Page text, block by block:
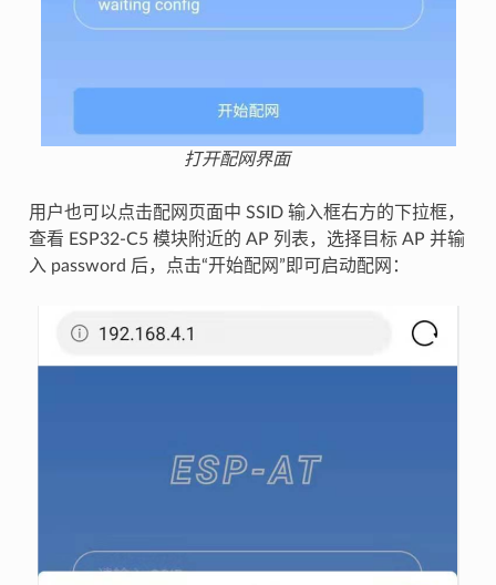
打开配网界面
用户也可以点击配网页面中 SSID 输入框右方的下拉框，
查看 ESP32-C5 模块附近的 AP 列表，选择目标 AP 并输
入 password 后，点击“开始配网”即可启动配网：